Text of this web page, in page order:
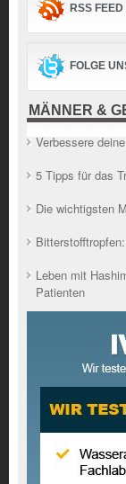
RSS
FOLGE
MÄNNER &
Verbessere
5 Tipps für das
Die wichtigsten
Leben mit
Patienten